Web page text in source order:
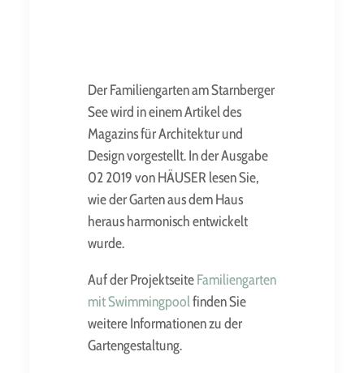
Der Familiengarten am Starnberger
See wird in einem Artikel des
Magazins für Architektur und
Design vorgestellt. In der Ausgabe
02 2019 von HÄUSER lesen Sie,
wie der Garten aus dem Haus
heraus harmonisch entwickelt
wurde.
Auf der ProjektseiteFamiliengarten
mit Swimmingpoolfinden Sie
weitere Informationen zu der
Gartengestaltung.